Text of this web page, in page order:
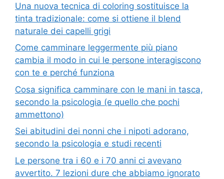
Una nuova tecnica di coloring sostituisce la
tinta tradizionale: come si ottiene il blend
naturale dei capelli grigi
Come camminare leggermente più piano
cambia il modo in cui le persone interagiscono
con te e perché funziona
Cosa significa camminare con le mani in tasca,
secondo la psicologia (e quello che pochi
ammettono)
Sei abitudini dei nonni che i nipoti adorano,
secondo la psicologia e studi recenti
Le persone tra i 60 e i 70 anni ci avevano
avvertito. 7 lezioni dure che abbiamo ignorato